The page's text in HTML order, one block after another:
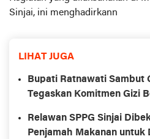
Sinjai, ini menghadirkann
LIHAT JUGA
Bupati Ratnawati Sambut
Tegaskan Komitmen Gizi
Relawan SPPG Sinjai
Penjamah Makanan untuk